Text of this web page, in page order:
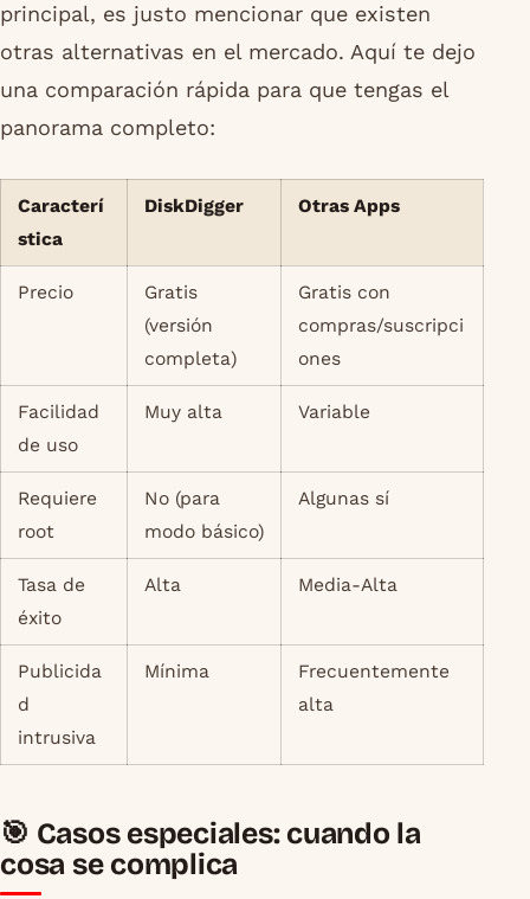
principal, es justo mencionar que existen
otras alternativas en el mercado. Aquí te dejo
una comparación rápida para que tengas el
panorama completo:
Caracterí
stica
DiskDigger Otras Apps
Precio
Gratis
(versión
completa)
Gratis con
compras/suscripci
ones
Facilidad
de uso
Muy alta Variable
Requiere
root
No (para
modo básico)
Algunas sí
Tasa de
éxito
Alta Media-Alta
Publicida
d
intrusiva
Mínima
Frecuentemente
alta
🎯 Casos especiales: cuando la
cosa se complica